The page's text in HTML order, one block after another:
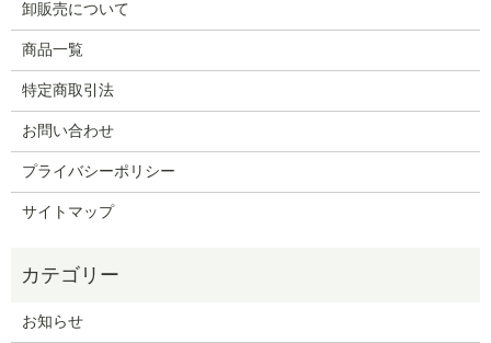
卸販売について
商品一覧
特定商取引法
お問い合わせ
プライバシーポリシー
サイトマップ
お知らせ